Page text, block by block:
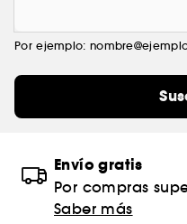
Por ejemplo:
Envío gratis
Por compras
Saber más